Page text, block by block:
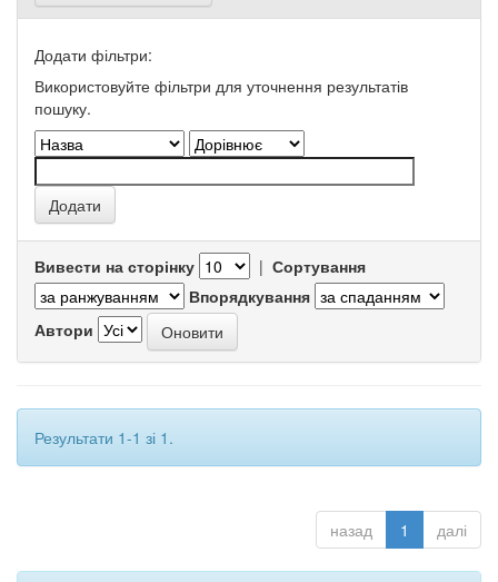
Додати фільтри:
Використовуйте фільтри для уточнення результатів
пошуку.
Вивести на сторінку | Сортування
Впорядкування
Автори
Результати 1-1 зі 1.
назад 1 далі